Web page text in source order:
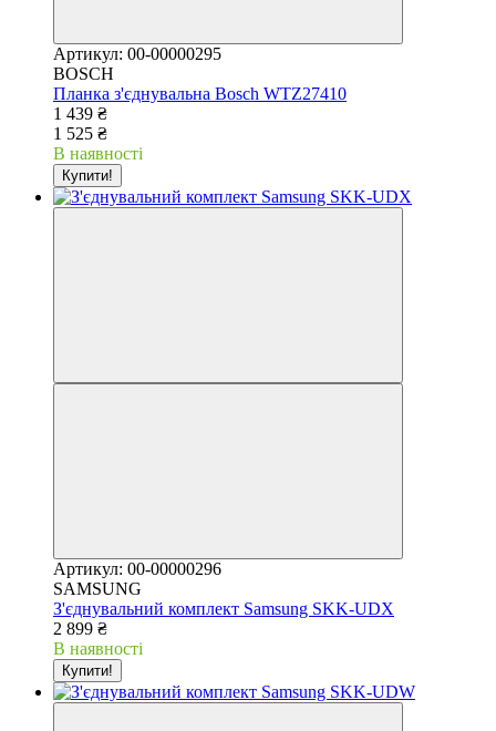
Артикул: 00-00000295
BOSCH
Планка з'єднувальна Bosch WTZ27410
1 439 ₴
1 525 ₴
В наявності
Купити!
Артикул: 00-00000296
SAMSUNG
З'єднувальний комплект Samsung SKK-UDX
2 899 ₴
В наявності
Купити!